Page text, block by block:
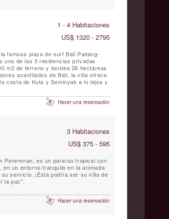
1 - 4 Habitaciones
US$ 1320 - 2795
famosa playa de surf Bali Padang-
una de las 3 residencias privadas
m2 de terreno y bordea 26 hectáreas
acantilados de Bali, la villa ofrece
costa de Kuta y Seminyak a lo lejos y
Hacer una reservación
3 Habitaciones
US$ 375 - 595
Pererenan, es un paraíso tropical con
un entorno tranquilo en la animada
servicio. ¡Ésta podría ser su villa de
la paz".
Hacer una reservación